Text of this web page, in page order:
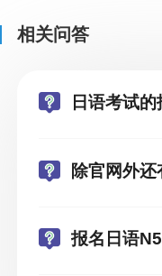
相关问答
日语考试
除官网外
报名日语